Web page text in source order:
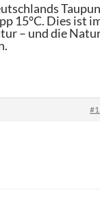
15°C. Dies ist
– und die